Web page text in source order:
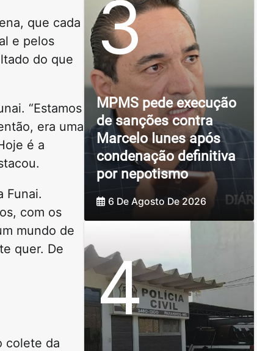
que cada
e pelos
do que
“Estamos
era uma
é a
Funai.
com os
mundo de
quer. De
colete da
3
MPMS pede execução
de sanções contra
Marcelo Iunes após
condenação definitiva
por nepotismo
6 De Agosto De 2026
4